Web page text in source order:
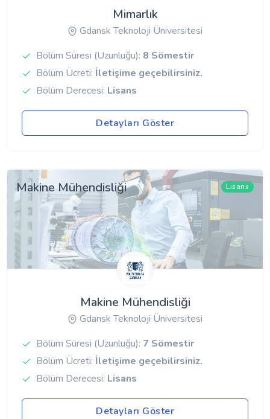
Mimarlık
Gdansk Teknoloji Üniversitesi
Bölüm Süresi (Uzunluğu): 8 Sömestir
Bölüm Ücreti: İletişime geçebilirsiniz.
Bölüm Derecesi: Lisans
Detayları Göster
Makine Mühendisliği Lisans
Makine Mühendisliği
Gdansk Teknoloji Üniversitesi
Bölüm Süresi (Uzunluğu): 7 Sömestir
Bölüm Ücreti: İletişime geçebilirsiniz.
Bölüm Derecesi: Lisans
Detayları Göster